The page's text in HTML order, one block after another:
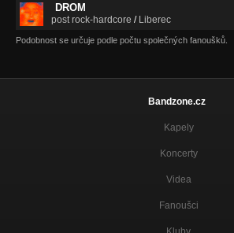
DROM
post rock-hardcore / Liberec
Podobnost se určuje podle počtu společných fanoušků.
Bandzone.cz
Kapely
Koncerty
Videa
Fanoušci